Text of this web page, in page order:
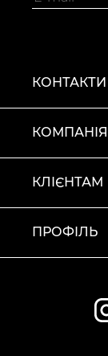
КОНТАКТИ
КОМПАНІЯ
КЛІЄНТАМ
ПРОФІЛЬ